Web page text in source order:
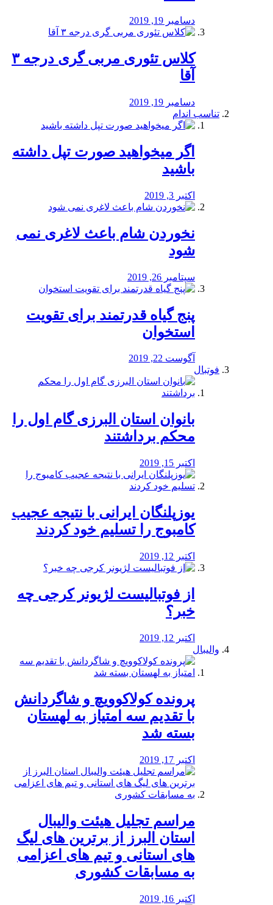
دسامبر 19, 2019
کلاس تئوری مربی گری درجه ۳
آقا
دسامبر 19, 2019
تناسب اندام
اگر میخواهید صورت تپل داشته
باشید
اکتبر 3, 2019
نخوردن شام باعث لاغری نمی
‌شود
سپتامبر 26, 2019
پنج گیاه قدرتمند برای تقویت
استخوان
آگوست 22, 2019
فوتبال
بانوان استان البرزی گام اول را
محكم برداشتند
اکتبر 15, 2019
یوزپلنگان ایرانی با نتیجه عجیب
کامبوج را تسلیم خود کردند
اکتبر 12, 2019
از فوتبالیست لژیونر کرجی چه
خبر؟
اکتبر 12, 2019
والیبال
پرونده کولاکوویچ و شاگردانش
با تقدیم سه امتیاز به لهستان
بسته شد
اکتبر 17, 2019
مراسم تجلیل هیئت والیبال
استان البرز از برترین های لیگ
های استانی و تیم های اعزامی
به مسابقات کشوری
اکتبر 16, 2019